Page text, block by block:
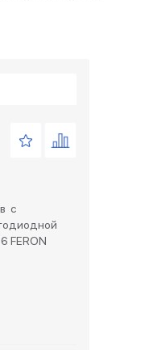
с
FERON